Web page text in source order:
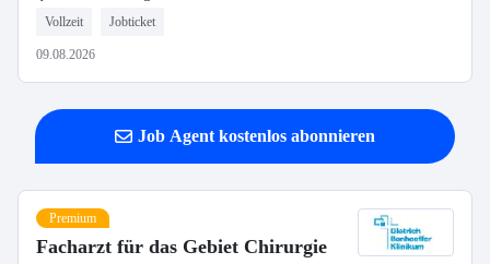
Vollzeit Jobticket
09.08.2026
Job Agent kostenlos abonnieren
Premium
Facharzt für das Gebiet Chirurgie